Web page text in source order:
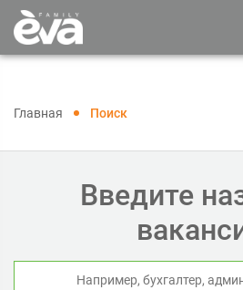
Главная Поиск
Введите